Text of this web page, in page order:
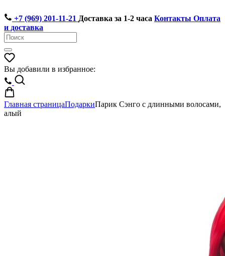
+7 (969) 201-11-21 Доставка за 1-2 часа Контакты Оплата
и доставка
Вы добавили в избранное:
Главная страницаПодаркиПарик Сэнго с длинными волосами,
алый